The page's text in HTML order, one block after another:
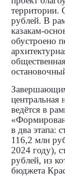
территории.
рублей. В
обустроено
центральная
ведётся в
в два этапа:
116,2 млн
2024 году),
рублей, из
бюджета